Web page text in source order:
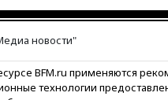
новости"
BFM.ru применяются
технологии